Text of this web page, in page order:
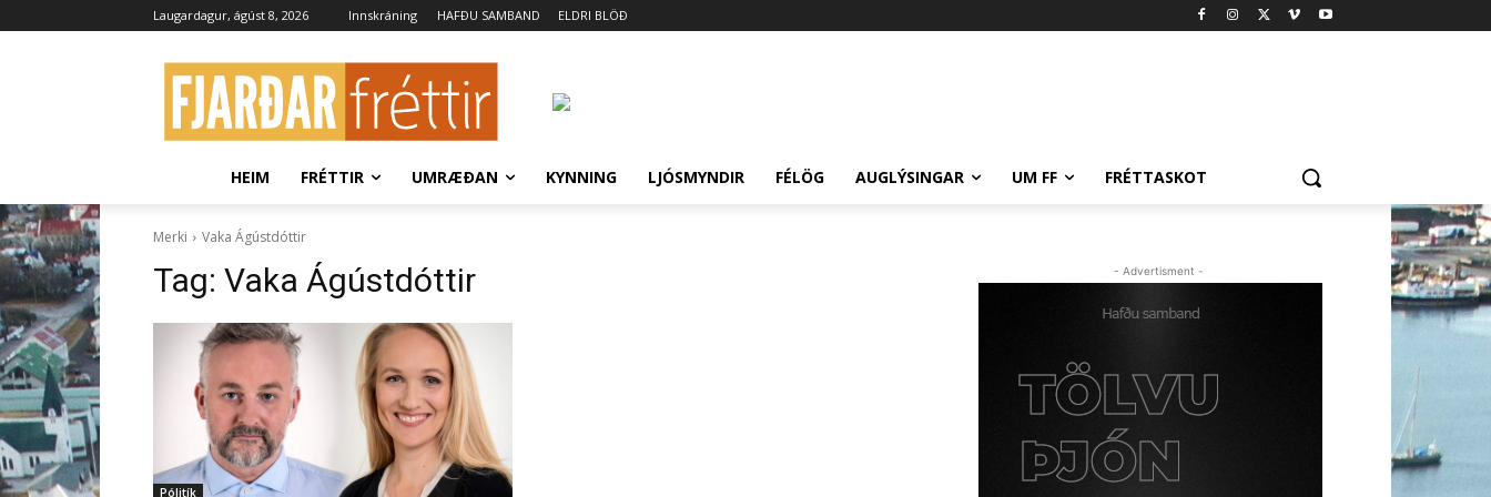
Laugardagur, ágúst 8, 2026 Innskráning HAFÐU SAMBAND ELDRI BLÖÐ
HEIM FRÉTTIR UMRÆÐAN KYNNING LJÓSMYNDIR FÉLÖG AUGLÝSINGAR UM FF FRÉTTASKOT
Merki Vaka Ágústdóttir
Tag: Vaka Ágústdóttir
Pólitík
- Advertisment -